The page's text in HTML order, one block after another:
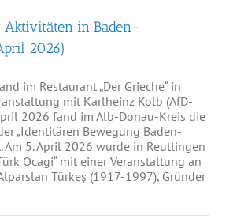
Aktivitäten in Baden-
2026)
im Restaurant „Der Grieche“ in
mit Karlheinz Kolb (AfD-
2026 fand im Alb-Donau-Kreis die
„Identitären Bewegung Baden-
Am 5. April 2026 wurde in Reutlingen
Ocagi“ mit einer Veranstaltung an
Türkeş (1917-1997), Gründer